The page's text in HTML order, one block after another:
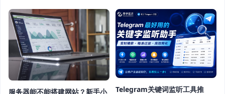
服务器能不能搭建网站？新手小
Telegram关键词监听工具推